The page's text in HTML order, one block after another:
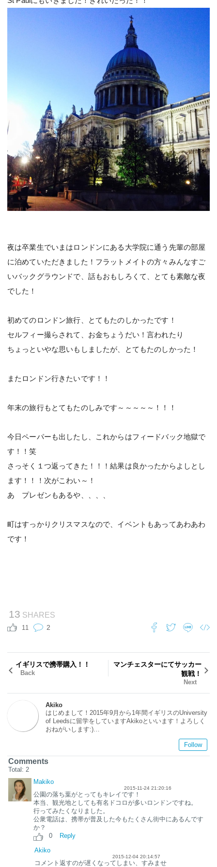
夜は卒業生でいまはロンドンにある大学院に通う先輩の部屋
に泊めていただきました！フラットメイトの方々みんなすご
いバックグラウンドで、話もおもしろくて、とても素敵な夜
でした！
初めてのロンドン旅行、とてもたのしかったです！
セルフィー撮らされて、お金ちょうだい！言われたり
ちょっといやな思いもしましたが、とてもたのしかった！
またロンドン行きたいです！！
年末の旅行もとてもたのしみです～～～～～！！！
今日ペーパーも出したし、これからはフィードバック地獄で
す！！笑
さっそく１つ返ってきた！！！結果は良かったからよしとし
ます！！！次がこわい～！
あ プレゼンもあるや、、、、
町はすっかりクリスマスなので、イベントもあってあわあわ
です！
13 SHARES
11 2
イギリスで携帯購入！！
Back
マンチェスターにてサッカー
観戦！
Next
Akiko
はじめまして！2015年9月から1年間イギリスのUniversity
of Leedsに留学をしていますAkikoといいます！よろしく
おねがいします:)
ロンドンではないまた一味違ったイギリスについてみなさ
んにお伝えできれば嬉しいです～～～！
Follow
Comments
Total: 2
Makiko
2015-11-24 21:20:16
公園の落ち葉がとってもキレイです！
本当、観光地としても有名ドコロが多いロンドンですね。
行ってみたくなりました。
公衆電話は、携帯が普及した今もたくさん街中にあるんです
か？
0
Reply
Akiko
2015-12-04 20:14:57
コメント返すのが遅くなってしまい、すみませ